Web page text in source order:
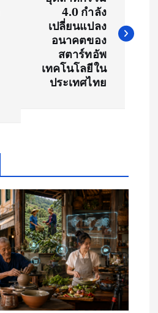
4.0 กำลัง
เปลี่ยนแปลง
อนาคตของ
สตาร์ทอัพ
เทคโนโลยีใน
ประเทศไทย